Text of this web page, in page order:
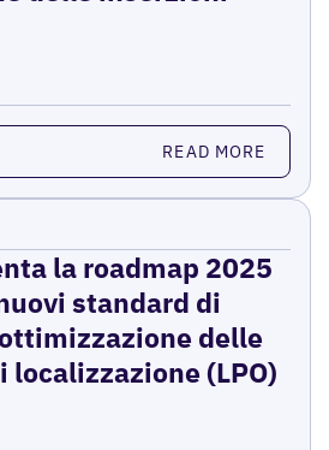
READ MORE
la roadmap 2025
standard di
delle
(LPO)